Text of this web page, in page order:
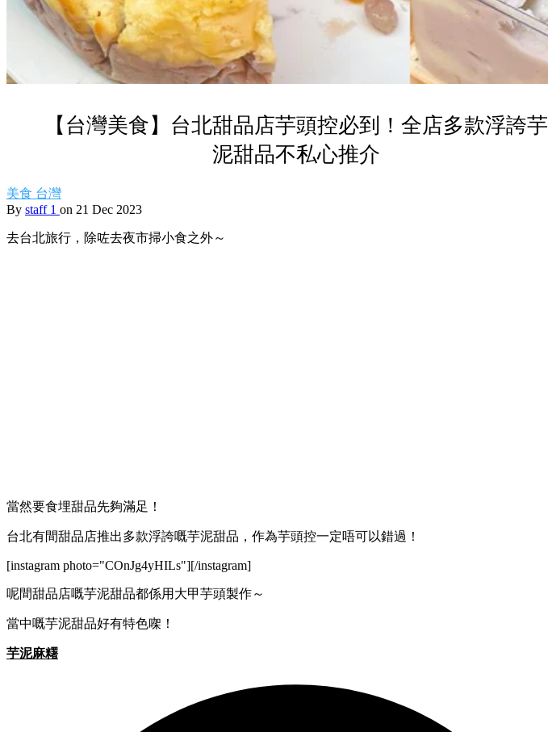
【台灣美食】台北甜品店芋頭控必到！全店多款浮誇芋
泥甜品不私心推介
美食 台灣
By staff 1 on 21 Dec 2023
去台北旅行，除咗去夜市掃小食之外～
當然要食埋甜品先夠滿足！
台北有間甜品店推出多款浮誇嘅芋泥甜品，作為芋頭控一定唔可以錯過！
[instagram photo="COnJg4yHILs"][/instagram]
呢間甜品店嘅芋泥甜品都係用大甲芋頭製作～
當中嘅芋泥甜品好有特色㗎！
芋泥麻糬